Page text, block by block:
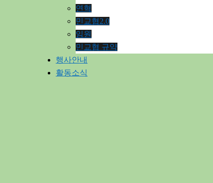
연혁
민교협2.0
임원
민교협 규약
행사안내
활동소식